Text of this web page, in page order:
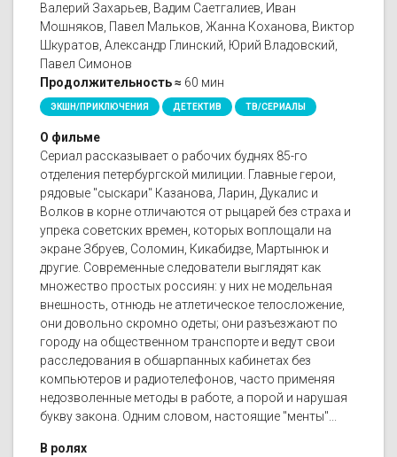
Валерий Захарьев, Вадим Саетгалиев, Иван
Мошняков, Павел Мальков, Жанна Коханова, Виктор
Шкуратов, Александр Глинский, Юрий Владовский,
Павел Симонов
Продолжительность ≈ 60 мин
ЭКШН/ПРИКЛЮЧЕНИЯ ДЕТЕКТИВ ТВ/СЕРИАЛЫ
О фильме
Сериал рассказывает о рабочих буднях 85-го
отделения петербургской милиции. Главные герои,
рядовые "сыскари" Казанова, Ларин, Дукалис и
Волков в корне отличаются от рыцарей без страха и
упрека советских времен, которых воплощали на
экране Збруев, Соломин, Кикабидзе, Мартынюк и
другие. Современные следователи выглядят как
множество простых россиян: у них не модельная
внешность, отнюдь не атлетическое телосложение,
они довольно скромно одеты; они разъезжают по
городу на общественном транспорте и ведут свои
расследования в обшарпанных кабинетах без
компьютеров и радиотелефонов, часто применяя
недозволенные методы в работе, а порой и нарушая
букву закона. Одним словом, настоящие "менты"...
В ролях